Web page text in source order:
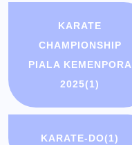
KARATE
CHAMPIONSHIP
PIALA KEMENPORA
2025(1)
KARATE-DO(1)